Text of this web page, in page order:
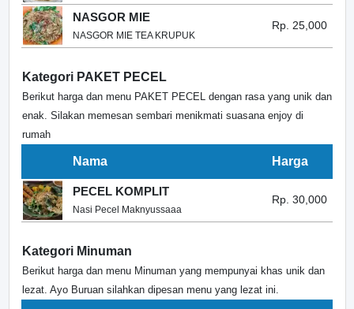
NASGOR MIE
NASGOR MIE TEA KRUPUK
Rp. 25,000
Kategori PAKET PECEL
Berikut harga dan menu PAKET PECEL dengan rasa yang unik dan
enak. Silakan memesan sembari menikmati suasana enjoy di
rumah
Nama Harga
PECEL KOMPLIT
Nasi Pecel Maknyussaaa
Rp. 30,000
Kategori Minuman
Berikut harga dan menu Minuman yang mempunyai khas unik dan
lezat. Ayo Buruan silahkan dipesan menu yang lezat ini.